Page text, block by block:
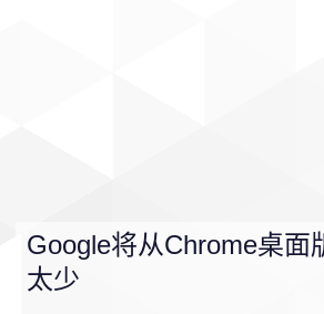
Google将从Chrome桌
太少